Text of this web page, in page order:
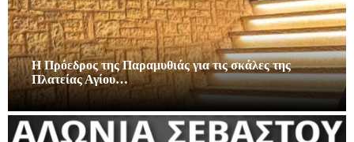
Η Πρόεδρος της Παραμυθιάς για τις σκάλες της
Πλατείας Αγίου…